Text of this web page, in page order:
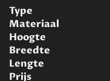
Type
Materiaal
Hoogte
Breedte
Lengte
Prijs